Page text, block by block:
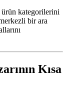
ürün kategorilerini
bir ara
Kısa